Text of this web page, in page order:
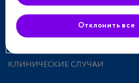
ПРЕПАРАТЫ
ИССЛЕДОВАНИЯ И СТАТЬИ
КЛИНИЧЕСКИЕ СЛУЧАИ
Отклонить все